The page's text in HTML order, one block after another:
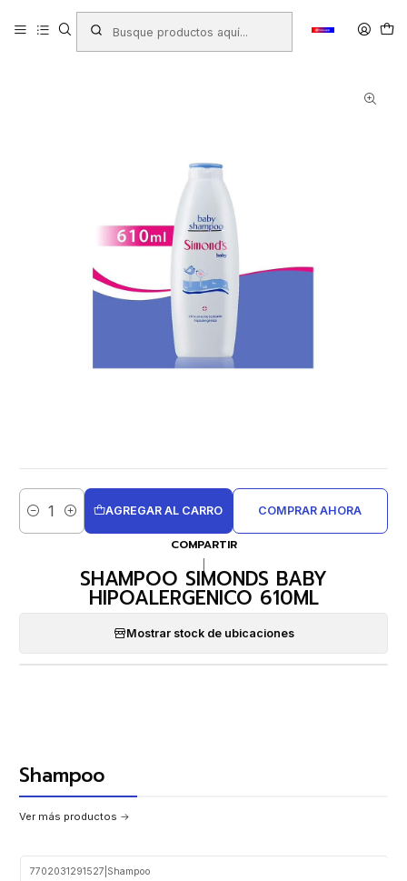
Productos ASEO Y PROTECCIÓN PERSONAL
SHAMPOO SIMONDS BABY HIPOALERGENICO 610ML
Cantidad
AGREGAR AL CARRO COMPRAR AHORA
COMPARTIR
SHAMPOO SIMONDS BABY
HIPOALERGENICO 610ML
Mostrar stock de ubicaciones
Shampoo
Ver más productos
7702031291527 Shampoo